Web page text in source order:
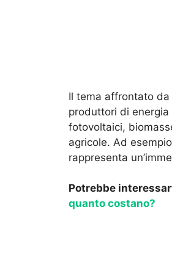
Il tema affrontato
produttori di
fotovoltaici,
agricole. Ad
rappresenta
Potrebbe
quanto costano?